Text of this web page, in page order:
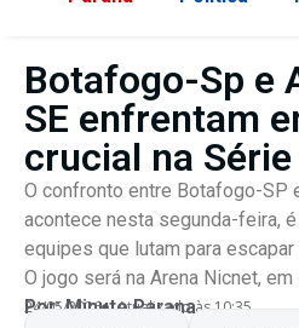
Botafogo-Sp e
SE enfrentam
crucial na Série
O confronto entre Botafogo-SP
acontece nesta segunda-feira,
equipes que lutam para
O jogo será na Arena Nicnet,
Por:Minuto Parana
24/05/2026 Atualizado às 10:35